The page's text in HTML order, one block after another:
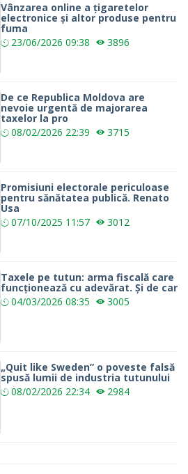
Vânzarea online a țigaretelor
electronice și altor produse pentru
fuma
23/06/2026 09:38 3896
De ce Republica Moldova are
nevoie urgentă de majorarea
taxelor la pro
08/02/2026 22:39 3715
Promisiuni electorale periculoase
pentru sănătatea publică. Renato
Usa
07/10/2025 11:57 3012
Taxele pe tutun: arma fiscală care
funcționează cu adevărat. Și de car
04/03/2026 08:35 3005
„Quit like Sweden” o poveste falsă
spusă lumii de industria tutunului
08/02/2026 22:34 2984